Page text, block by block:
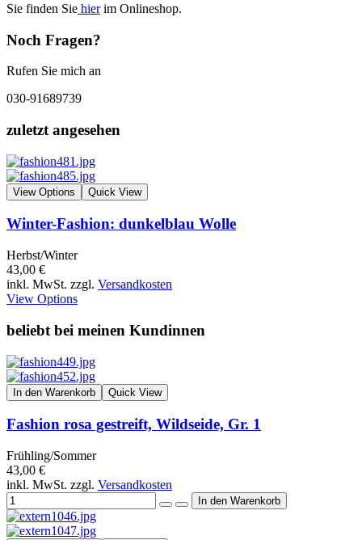
Sie finden Sie hierim Onlineshop.
Noch Fragen?
Rufen Sie mich an
030-91689739
zuletzt angesehen
View Options Quick View
Winter-Fashion: dunkelblau Wolle
Herbst/Winter
43,00 €
inkl. MwSt. zzgl. Versandkosten
View Options
beliebt bei meinen Kundinnen
In den Warenkorb Quick View
Fashion rosa gestreift, Wildseide, Gr. 1
Frühling/Sommer
43,00 €
inkl. MwSt. zzgl. Versandkosten